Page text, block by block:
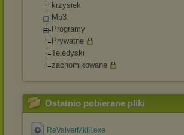
krzysiek
Mp3
Programy
Prywatne
Teledyski
zachomikowane
Ostatnio pobierane pliki
ReValverMkIII.exe